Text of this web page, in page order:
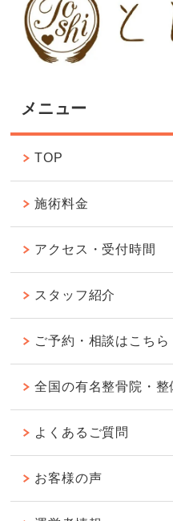
メニュー
TOP
施術料金
アクセス・受付時間
スタッフ紹介
ご予約・相談はこちら
全国の有名整骨院・
よくあるご質問
お客様の声